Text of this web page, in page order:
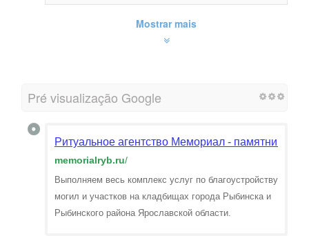
Mostrar mais
Pré visualização Google
Ритуальное агентство Мемориал - памятники,
memorialryb.ru/
Выполняем весь комплекс услуг по благоустройству
могил и участков на кладбищах города Рыбинска и
Рыбинского района Ярославской области.